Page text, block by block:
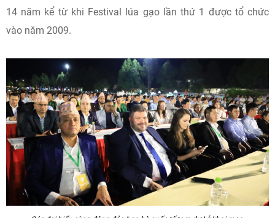
14 năm kể từ khi Festival lúa gạo lần thứ 1 được tổ chức
vào năm 2009.